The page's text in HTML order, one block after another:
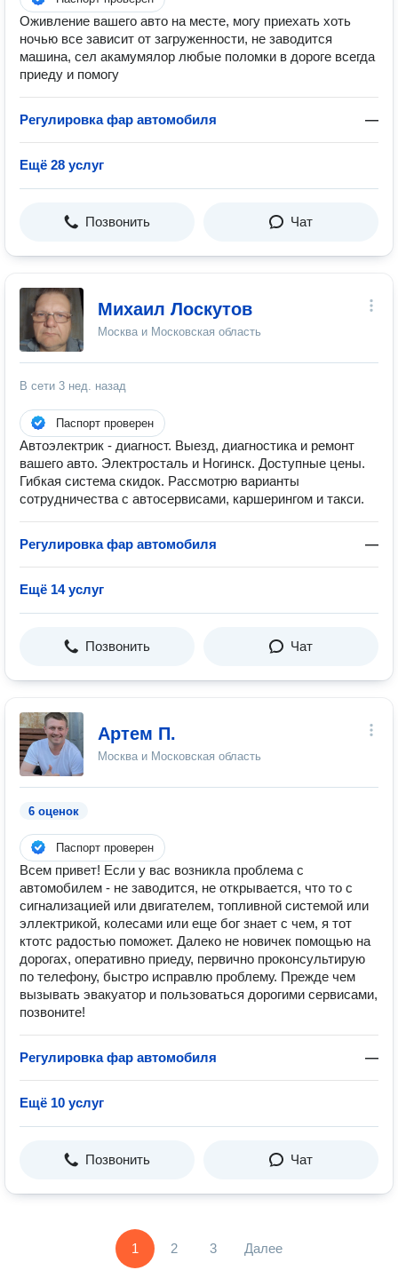
Оживление вашего авто на месте, могу приехать хоть
ночью все зависит от загруженности, не заводится
машина, сел акамумялор любые поломки в дороге всегда
приеду и помогу
Регулировка фар автомобиля —
Ещё 28 услуг
Позвонить Чат
Михаил Лоскутов
Москва и Московская область
В сети 3 нед. назад
Паспорт проверен
Автоэлектрик - диагност. Выезд, диагностика и ремонт
вашего авто. Электросталь и Ногинск. Доступные цены.
Гибкая система скидок. Рассмотрю варианты
сотрудничества с автосервисами, каршерингом и такси.
Регулировка фар автомобиля —
Ещё 14 услуг
Позвонить Чат
Артем П.
Москва и Московская область
6 оценок
Паспорт проверен
Всем привет! Если у вас возникла проблема с
автомобилем - не заводится, не открывается, что то с
сигнализацией или двигателем, топливной системой или
эллектрикой, колесами или еще бог знает с чем, я тот
ктотс радостью поможет. Далеко не новичек помощью на
дорогах, оперативно приеду, первично проконсультирую
по телефону, быстро исправлю проблему. Прежде чем
вызывать эвакуатор и пользоваться дорогими сервисами,
позвоните!
Регулировка фар автомобиля —
Ещё 10 услуг
Позвонить Чат
1 2 3 Далее